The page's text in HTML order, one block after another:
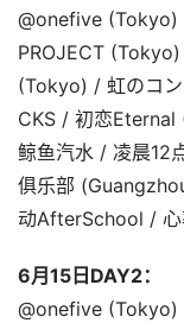
@onefive
PROJECT
(Tokyo) / 虹のコ
CKS / 初恋
鲸鱼汽水 / 凌晨12
俱乐部
动AfterSchool / 心
6月15日DAY2：
@onefive